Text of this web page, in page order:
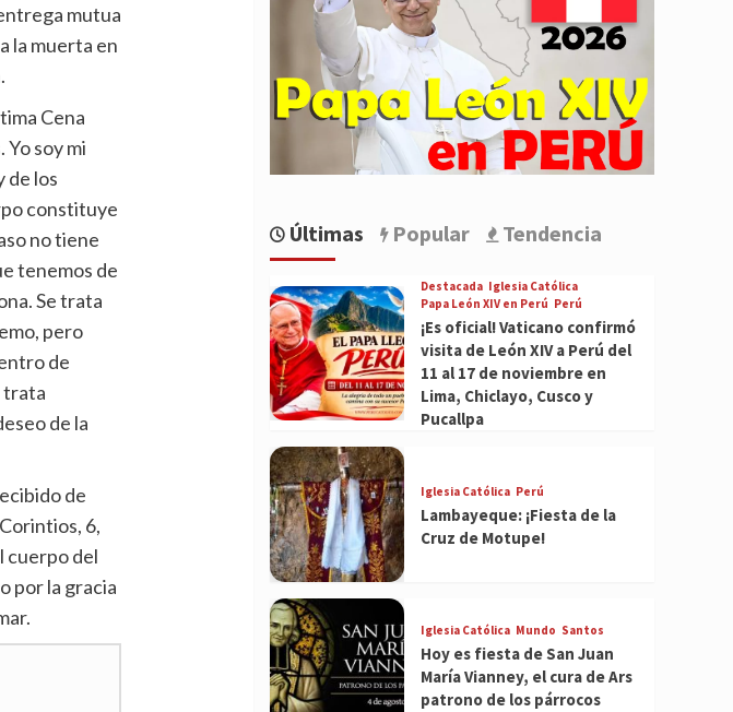
mutua
la muerta en
Cena
soy mi
de los
constituye
no tiene
tenemos de
Se trata
pero
de
trata
de la
de
6,
cuerpo del
por la gracia
Últimas Popular Tendencia
Destacada Iglesia Católica
Papa León XIV en Perú Perú
¡Es oficial! Vaticano confirmó
visita de León XIV a Perú del
11 al 17 de noviembre en
Lima, Chiclayo, Cusco y
Pucallpa
Iglesia Católica Perú
Lambayeque: ¡Fiesta de la
Cruz de Motupe!
Iglesia Católica Mundo Santos
Hoy es fiesta de San Juan
María Vianney, el cura de Ars
patrono de los párrocos